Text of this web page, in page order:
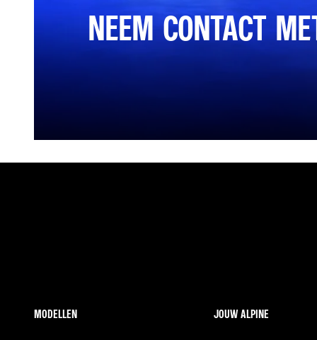
NEEM CONTACT
MODELLEN JOUW ALPINE